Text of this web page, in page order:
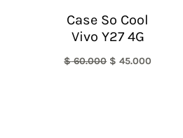
Case So Cool
Vivo Y27 4G
$60.000 $ 45.000